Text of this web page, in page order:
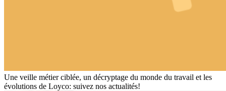
Une veille métier ciblée, un décryptage du monde du travail et les
évolutions de Loyco: suivez nos actualités!